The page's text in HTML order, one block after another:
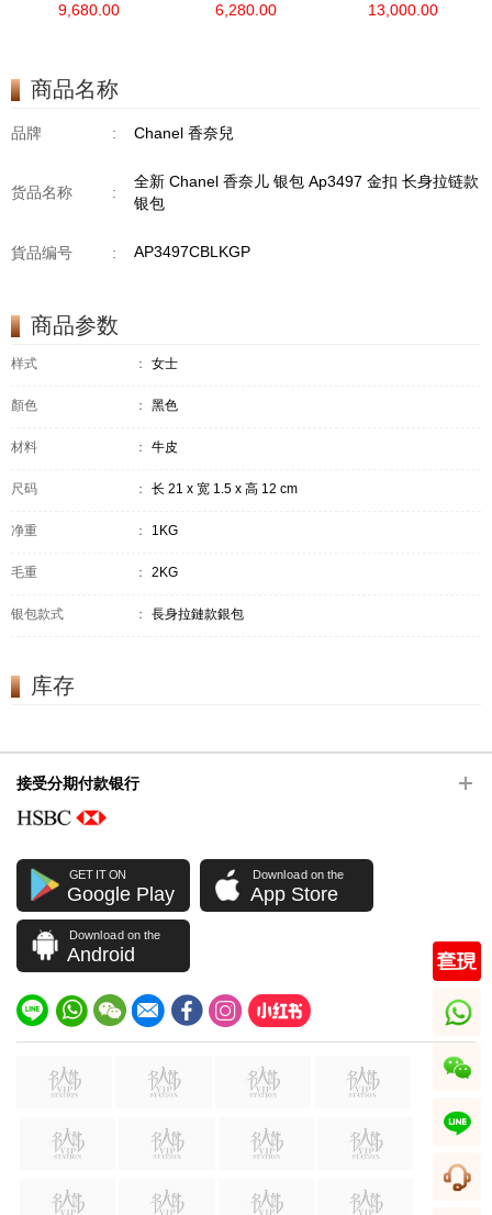
9,680.00 6,280.00 13,000.00
商品名称
品牌 : Chanel 香奈兒
货品名称 :
全新 Chanel 香奈儿 银包 Ap3497 金扣 长身拉链款
银包
貨品编号 : AP3497CBLKGP
商品参数
样式 ： 女士
顏色 ： 黑色
材料 ： 牛皮
尺码 ： 长 21 x 宽 1.5 x 高 12 cm
净重 ： 1KG
毛重 ： 2KG
银包款式 ： 長身拉鏈款銀包
库存
接受分期付款银行
GET IT ON
Google Play
Download on the
App Store
Download on the
Android
whatsapp